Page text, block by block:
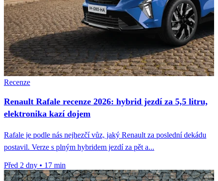
Recenze
Renault Rafale recenze 2026: hybrid jezdí za 5,5 litru,
elektronika kazí dojem
Rafale je podle nás nejhezčí vůz, jaký Renault za poslední dekádu
postavil. Verze s plným hybridem jezdí za pět a...
Před 2 dny • 17 min